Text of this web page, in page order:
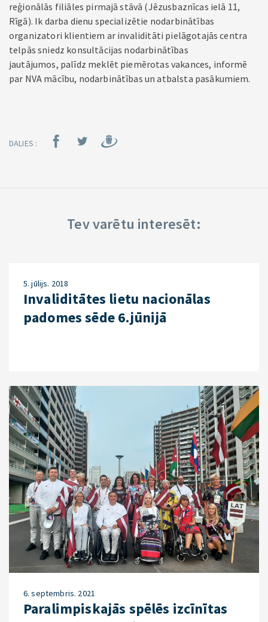
reģionālās filiāles pirmajā stāvā (Jēzusbaznīcas ielā 11,
Rīgā). Ik darba dienu specializētie nodarbinātības
organizatori klientiem ar invaliditāti pielāgotajās centra
telpās sniedz konsultācijas nodarbinātības
jautājumos, palīdz meklēt piemērotas vakances, informē
par NVA mācību, nodarbinātības un atbalsta pasākumiem.
DALIES :
Tev varētu interesēt:
5. jūlijs. 2018
Invaliditātes lietu nacionālas
padomes sēde 6.jūnijā
6. septembris. 2021
Paralimpiskajās spēlēs izcīnītas